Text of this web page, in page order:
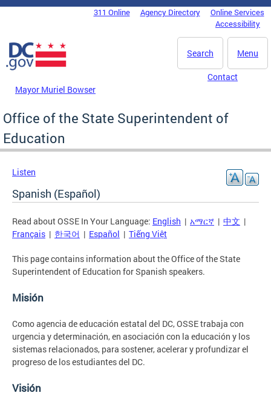
Skip to main content
DC Agency Top Menu311 Online Agency Directory
Online Services
Accessibility
Menu
Search
Mayor Muriel Bowser
Contact
Office of the State Superintendent of
Education
Listen
Spanish (Español)
Read about OSSE In Your Language: English | አማርኛ | 中文 |
Français | 한국어 | Español | Tiếng Việt
This page contains information about the Office of the State
Superintendent of Education for Spanish speakers.
Misión
Como agencia de educación estatal del DC, OSSE trabaja con
urgencia y determinación, en asociación con la educación y los
sistemas relacionados, para sostener, acelerar y profundizar el
progreso de los estudiantes del DC.
Visión